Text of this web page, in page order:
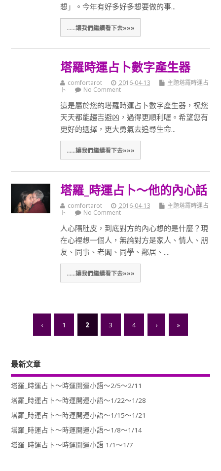
想」。今年有好多好多想要做的事...
......讓我們繼續看下去»»»
塔羅時運占卜數字產生器
comfortarot 2016-04-13
主題塔羅時運占
卜
No Comment
這是屬於您的塔羅時運占卜數字產生器，祝您
天天都能趨吉避凶，過得更順利喔。希望您有
更好的選擇，更大勇氣去追尋生命...
......讓我們繼續看下去»»»
塔羅_時運占卜～他的內心話
comfortarot 2016-04-13
主題塔羅時運占
卜
No Comment
人心隔肚皮，到底對方的內心想的是什麼？現
在心裡想一個人，無論對方是家人、情人、朋
友、同事、老闆、同學、鄰居、....
......讓我們繼續看下去»»»
‹ 1 2 3 4 › »
最新文章
塔羅_時運占卜～時運開運小語～2/5～2/11
塔羅_時運占卜～時運開運小語～1/22～1/28
塔羅_時運占卜～時運開運小語～1/15～1/21
塔羅_時運占卜～時運開運小語～1/8～1/14
塔羅_時運占卜～時運開運小語 1/1～1/7